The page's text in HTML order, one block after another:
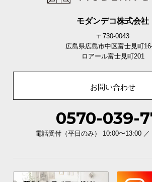
モダンデコ株式会社
〒730-0043
広島県広島市中区富士見町
ロアール富士見町201
お問い合わせ
0570-039-
電話受付（平日のみ） 10:00〜13:00 ／